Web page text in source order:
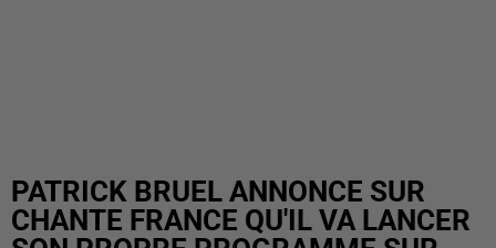
PATRICK BRUEL ANNONCE SUR
CHANTE FRANCE QU'IL VA LANCER